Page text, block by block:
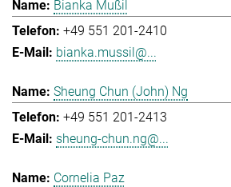
Bianka Mußil
+49 551 201-2410
bianka.mussil@...
Sheung Chun (John) Ng
+49 551 201-2413
sheung-chun.ng@...
Cornelia Paz